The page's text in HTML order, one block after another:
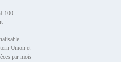
Union et
par mois